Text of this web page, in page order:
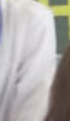
header.php